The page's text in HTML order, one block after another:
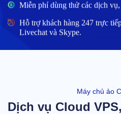
Miễn phí dùng thử các dịch
Hỗ trợ khách hàng 247 trực
Livechat và Skype.
Máy chủ ảo
Dịch vụ Cloud